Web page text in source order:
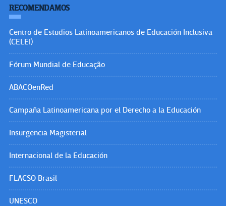
RECOMENDAMOS
Centro de Estudios Latinoamericanos de Educación Inclusiva
(CELEI)
Fórum Mundial de Educação
ABACOenRed
Campaña Latinoamericana por el Derecho a la Educación
Insurgencia Magisterial
Internacional de la Educación
FLACSO Brasil
UNESCO